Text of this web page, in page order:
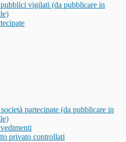
vigilati (da pubblicare in
partecipate (da pubblicare in
privato controllati